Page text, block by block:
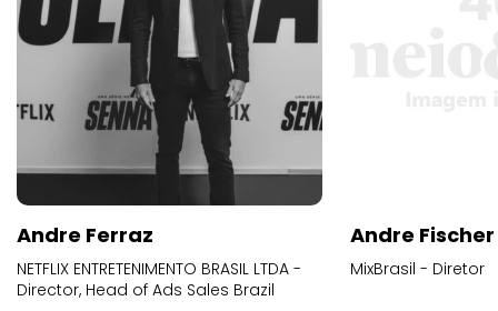
Andre Ferraz
NETFLIX ENTRETENIMENTO BRASIL LTDA -
Director, Head of Ads Sales Brazil
Andre Fischer
MixBrasil - Diretor